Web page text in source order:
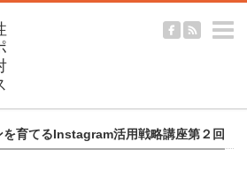
育てるInstagram活用戦略講座第２回